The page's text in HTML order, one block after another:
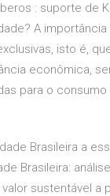
: suporte de
A
isto é,
econômica,
para o
Brasileira a
Brasileira:
sustentável a